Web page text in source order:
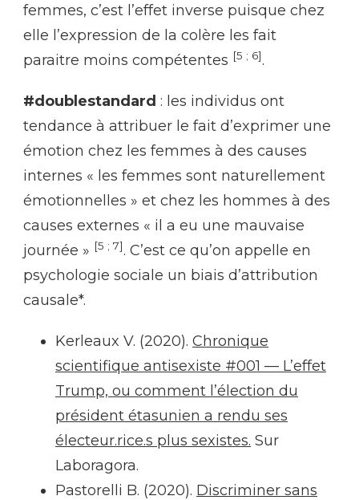
femmes, c’est l’effet inverse puisque chez
elle l’expression de la colère les fait
paraitre moins compétentes [5 ; 6].
#doublestandard : les individus ont
tendance à attribuer le fait d’exprimer une
émotion chez les femmes à des causes
internes « les femmes sont naturellement
émotionnelles » et chez les hommes à des
causes externes « il a eu une mauvaise
journée » [5 ; 7]. C’est ce qu’on appelle en
psychologie sociale un biais d’attribution
causale*.
Kerleaux V. (2020). Chronique
scientifique antisexiste #001 — L’effet
Trump, ou comment l’élection du
président étasunien a rendu ses
électeur.rice.s plus sexistes. Sur
Laboragora.
Pastorelli B. (2020). Discriminer sans